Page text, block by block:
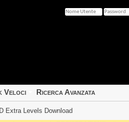
Veloci Ricerca Avanzata
Extra Levels Download